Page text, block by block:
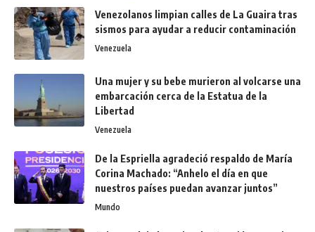
Venezolanos limpian calles de La Guaira tras
sismos para ayudar a reducir contaminación
Venezuela
Una mujer y su bebe murieron al volcarse una
embarcación cerca de la Estatua de la
Libertad
Venezuela
De la Espriella agradeció respaldo de María
Corina Machado: “Anhelo el día en que
nuestros países puedan avanzar juntos”
Mundo